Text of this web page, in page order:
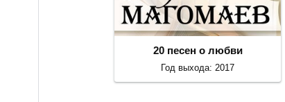
20 песен о любви
Год выхода: 2017